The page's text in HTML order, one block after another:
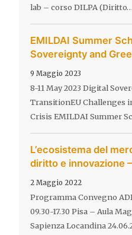
lab – corso DILPA
EMILDAI Summer
Sovereignty and
9 Maggio 2023
8-11 May 2023 Digital
TransitionEU Challenges
Crisis EMILDAI Summer
L’ecosistema del
diritto e innovazione
2 Maggio 2022
Programma Convegno
09.30-17.30 Pisa – Aula
Sapienza Locandina